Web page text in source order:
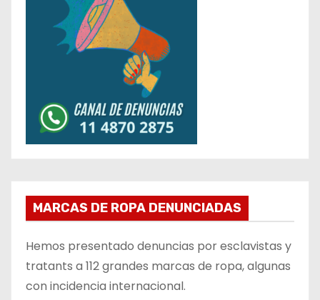
MARCAS DE ROPA DENUNCIADAS
Hemos presentado denuncias por esclavistas y
tratants a 112 grandes marcas de ropa, algunas
con incidencia internacional.